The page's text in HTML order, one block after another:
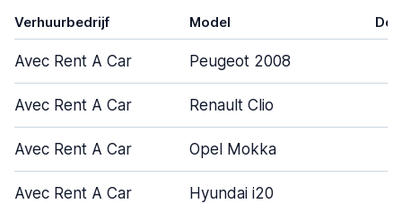
Verhuurbedrijf Model
Avec Rent A Car Peugeot 2008
Avec Rent A Car Renault Clio
Avec Rent A Car Opel Mokka
Avec Rent A Car Hyundai i20